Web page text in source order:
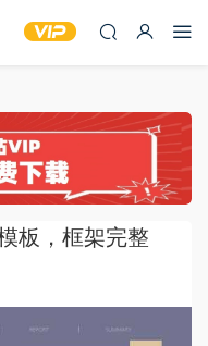
板，框架完整